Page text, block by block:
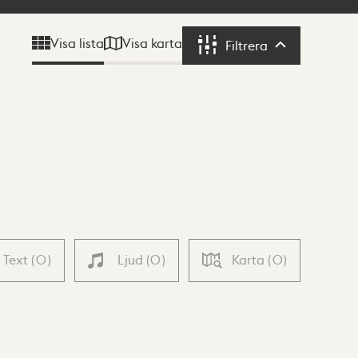
Visa lista Visa karta Filtrera Filtrera
Text (0) Ljud (0) Karta (0)